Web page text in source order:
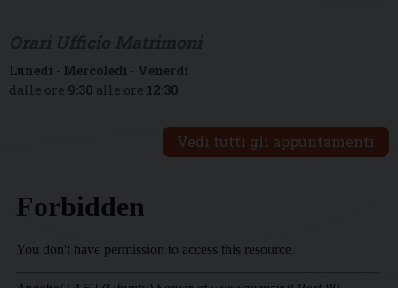
Lunedì - Mercoledì - Venerdì
dalle ore 9:30 alle ore 12:30
Vedi tutti gli appuntamenti